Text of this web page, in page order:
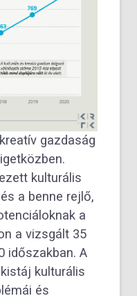
gazdaság
kulturális
a benne rejlő,
a
a vizsgált 35
időszakban. A
kulturális
és